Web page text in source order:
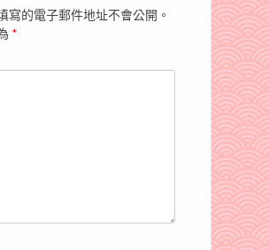
寫的電子郵件地址不會公開。
*